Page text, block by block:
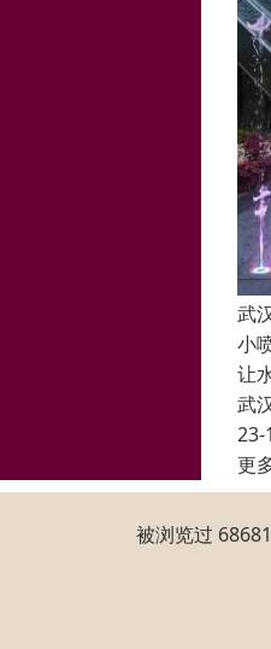
武
小
让
武
23-
更
被浏览过